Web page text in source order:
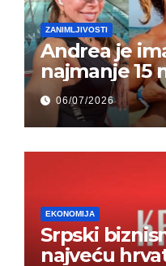
ZANIMLJIVOSTI
Andrea je
najmanje 15
odjednom –
rekao…“
06/07/2026
EKONOMIJA
Srpski
najveću